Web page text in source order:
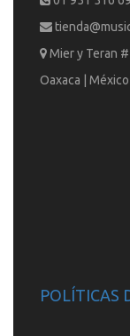
Mier y Teran
Oaxaca | México
POLÍTICAS